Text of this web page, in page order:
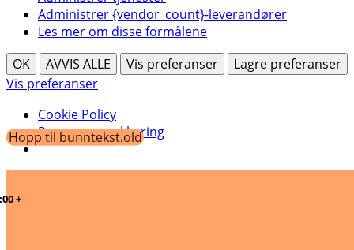
Administrer {vendor_count}-leverandører
Les mer om disse formålene
OK
AVVIS ALLE Vis preferanser
Lagre preferanser
Vis preferanser
Cookie Policy
Personvernerklæring
Hopp til hovedinnhold
Hopp til bunntekst